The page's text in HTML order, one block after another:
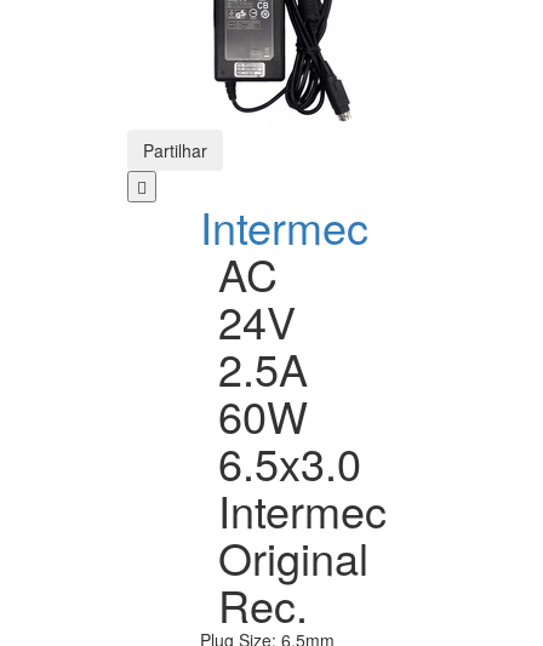
Partilhar
Intermec
AC
24V
2.5A
60W
6.5x3.0
Intermec
Original
Rec.
Plug Size: 6.5mm